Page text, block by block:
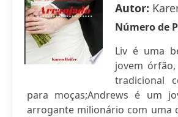
Autor:
Número de
Liv é uma
jovem
tradicional
para moças;Andrews é um
arrogante milionário com uma